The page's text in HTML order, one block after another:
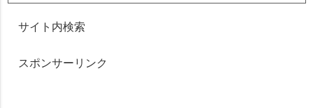
サイト内検索
スポンサーリンク